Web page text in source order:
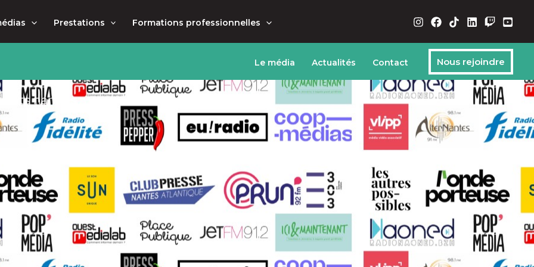
Prestations Formations professionnelles
Le média Actualités Contact Nous rejoindre
nantais